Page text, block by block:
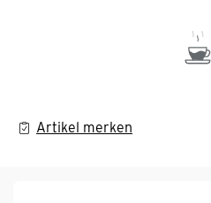
Artikel merken